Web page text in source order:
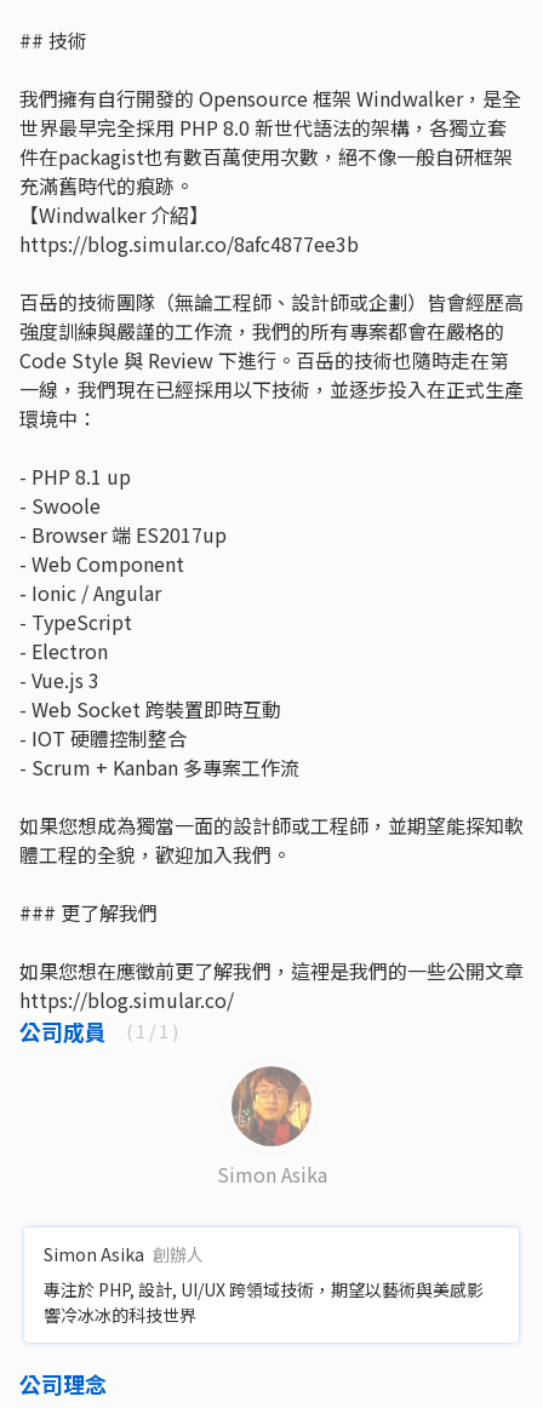
## 技術
我們擁有自行開發的 Opensource 框架 Windwalker，是全
世界最早完全採用 PHP 8.0 新世代語法的架構，各獨立套
件在packagist也有數百萬使用次數，絕不像一般自研框架
充滿舊時代的痕跡。
【Windwalker 介紹】
https://blog.simular.co/8afc4877ee3b
百岳的技術團隊（無論工程師、設計師或企劃）皆會經歷高
強度訓練與嚴謹的工作流，我們的所有專案都會在嚴格的
Code Style 與 Review 下進行。百岳的技術也隨時走在第
一線，我們現在已經採用以下技術，並逐步投入在正式生產
環境中：
- PHP 8.1 up
- Swoole
- Browser 端 ES2017up
- Web Component
- Ionic / Angular
- TypeScript
- Electron
- Vue.js 3
- Web Socket 跨裝置即時互動
- IOT 硬體控制整合
- Scrum + Kanban 多專案工作流
如果您想成為獨當一面的設計師或工程師，並期望能探知軟
體工程的全貌，歡迎加入我們。
### 更了解我們
如果您想在應徵前更了解我們，這裡是我們的一些公開文章
https://blog.simular.co/
公司成員 ( 1 / 1 )
Simon Asika
Simon Asika 創辦人
專注於 PHP, 設計, UI/UX 跨領域技術，期望以藝術與美感影
響冷冰冰的科技世界
公司理念